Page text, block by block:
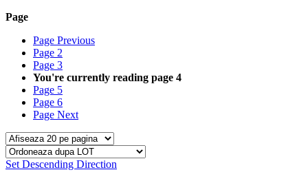
Page
Page Previous
Page 2
Page 3
You're currently reading page 4
Page 5
Page 6
Page Next
Set Descending Direction